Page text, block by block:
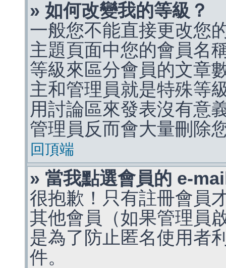
» 如何改變我的等級？
一般您不能直接更改您
主題頁面中您的會員名
等級來區分會員的文章
主和管理員就是特殊等
用討論區來發表沒有意
管理員反而會大量刪除
回頂端
» 當我點選會員的 e-
很抱歉！只有註冊會員
其他會員（如果管理員
是為了防止匿名使用者
件。